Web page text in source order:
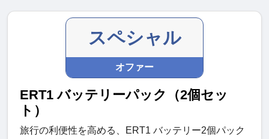
スペシャル
オファー
ERT1 バッテリーパック（2個セッ
ト）
旅行の利便性を高める、ERT1 バッテリー2個パック